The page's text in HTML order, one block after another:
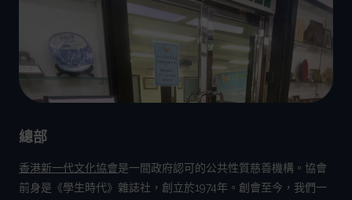
總部
香港新一代文化協會是一間政府認可的公共性質慈善機構。協會
前身是《學生時代》雜誌社，創立於1974年。創會至今，我們一